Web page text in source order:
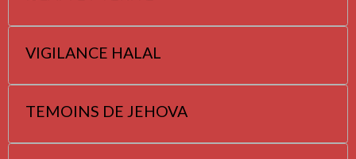
VIGILANCE HALAL
TEMOINS DE JEHOVA